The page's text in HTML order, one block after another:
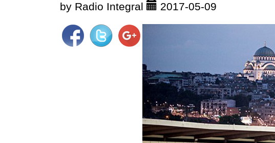
by Radio Integral 2017-05-09